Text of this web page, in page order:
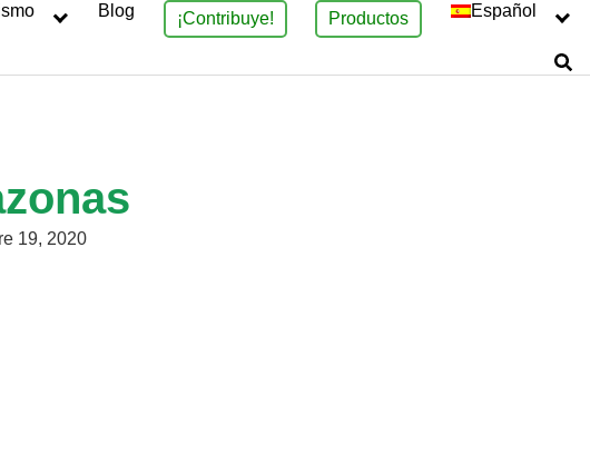
Blog ¡Contribuye! Productos Español
19, 2020